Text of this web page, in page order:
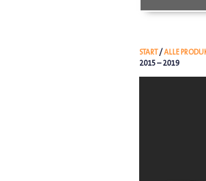
START/ALLE
2015 – 2019